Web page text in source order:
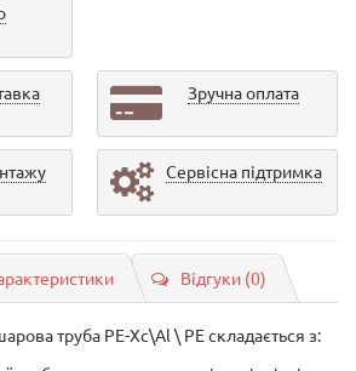
Зручна оплата
Сервісна підтримка
Відгуки (0)
труба PE-Xc\Al \ PE складається з: